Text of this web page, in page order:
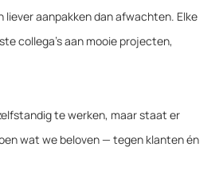
liever aanpakken dan afwachten. Elke
collega’s aan mooie projecten,
te werken, maar staat er
wat we beloven — tegen klanten én